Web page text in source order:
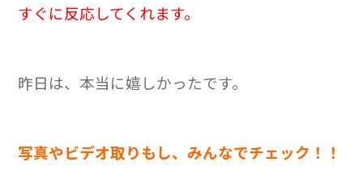
すぐに反応してくれます。
昨日は、本当に嬉しかったです。
写真やビデオ取りもし、みんなでチェック！！